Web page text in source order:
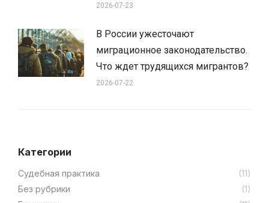
2026-07-23
В России ужесточают
миграционное законодательство.
Что ждет трудящихся мигрантов?
2026-07-22
Категории
Cудебная практика
(11)
Без рубрики
(1)